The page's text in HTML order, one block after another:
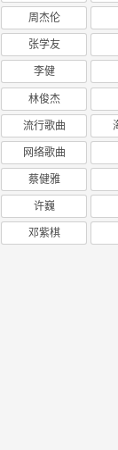
周杰伦
张学友
李健
林俊杰
流行歌曲
网络歌曲
蔡健雅
许巍
邓紫棋